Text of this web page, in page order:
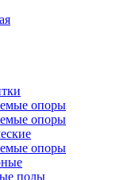
опоры
опоры
опоры
полы